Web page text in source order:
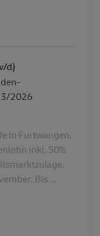
d)
2026
in Furtwangen.
inkl. 50%
Bis ...